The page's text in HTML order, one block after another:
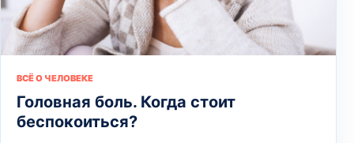
ВСЁ О ЧЕЛОВЕКЕ
Головная боль. Когда стоит
беспокоиться?